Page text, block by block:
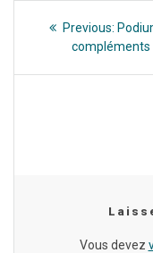
Navigation
Previous:
post:
compléments
Vous devez